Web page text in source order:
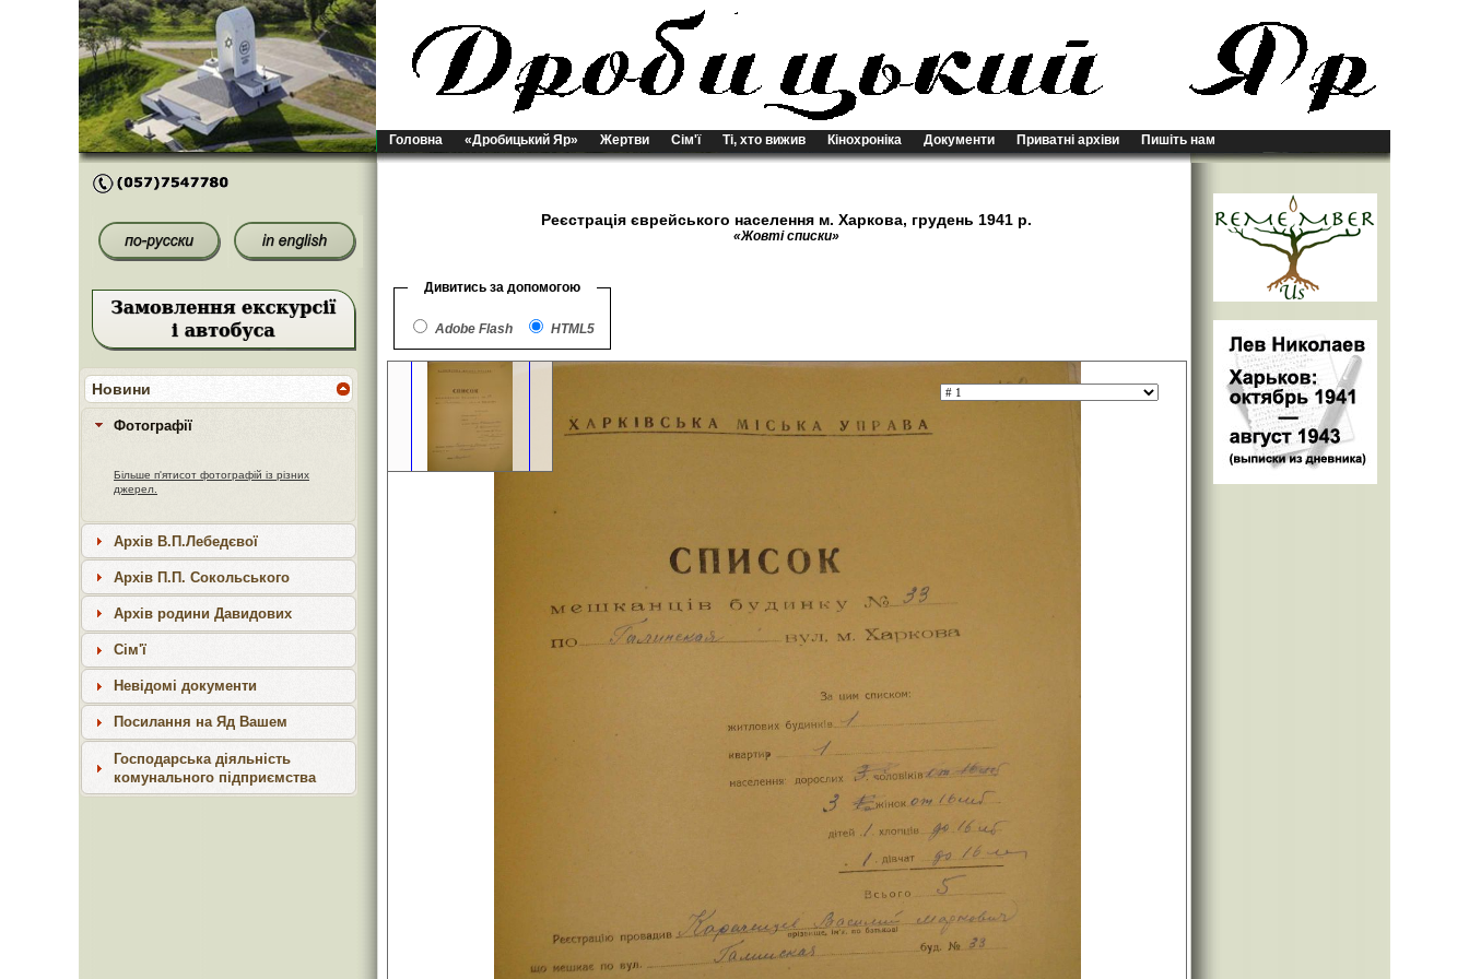
Головна «Дробицький Яр» Жертви Сім'ї Ті, хто вижив Кінохроніка Документи Приватні архіви Пишіть нам
Новини
Фотографії
Більше п'ятисот фотографій із різних
джерел.
Архів В.П.Лебедєвої
Архів П.П. Сокольського
Архів родини Давидових
Сім'ї
Невідомі документи
Посилання на Яд Вашем
Господарська діяльність
комунального підприємства
Реєстрація єврейського населення м. Харкова, грудень 1941 р.
«Жовті списки»
Дивитись за допомогою
Adobe Flash HTML5